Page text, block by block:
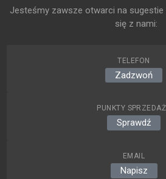
Jesteśmy zawsze otwarci na sugestie
się z nami:
TELEFON
Zadzwoń
PUNKTY
Sprawdź
EMAIL
Napisz